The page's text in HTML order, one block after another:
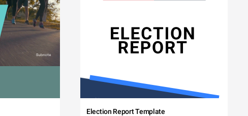
Election Report Template